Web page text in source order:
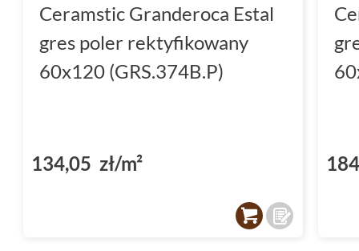
Ceramstic Granderoca Estal
gres poler rektyfikowany
60x120 (GRS.374B.P)
134,05 zł/m²